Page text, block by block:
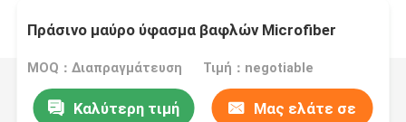
Πράσινο μαύρο ύφασμα βαφλών Microfiber
MOQ：Διαπραγμάτευση Τιμή：negotiable
Καλύτερη τιμή Μας ελάτε σε